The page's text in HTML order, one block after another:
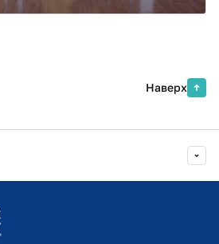
Наверх
портал